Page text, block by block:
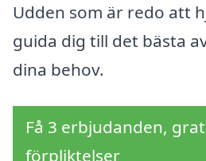
Udden som är redo att
guida dig till det bästa
dina behov.
Få 3 erbjudanden,
förpliktelser